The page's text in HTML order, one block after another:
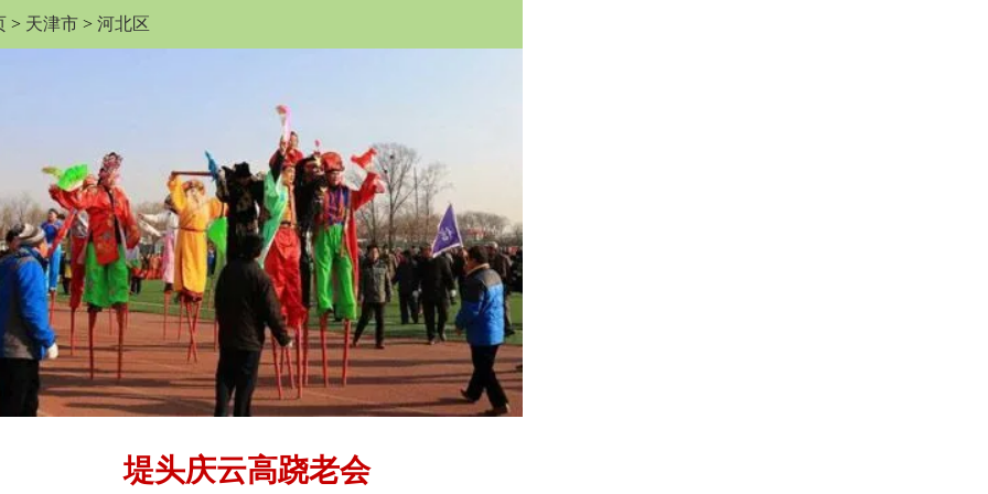
> 天津市 > 河北区
堤头庆云高跷老会